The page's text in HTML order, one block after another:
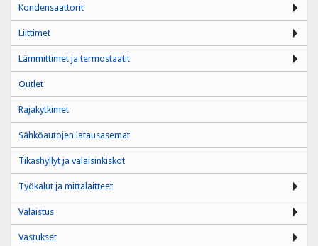
Kondensaattorit
Liittimet
Lämmittimet ja termostaatit
Outlet
Rajakytkimet
Sähköautojen latausasemat
Tikashyllyt ja valaisinkiskot
Työkalut ja mittalaitteet
Valaistus
Vastukset